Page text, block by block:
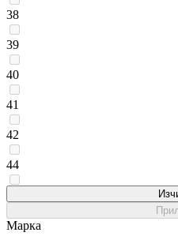
38
39
40
41
42
44
Марка